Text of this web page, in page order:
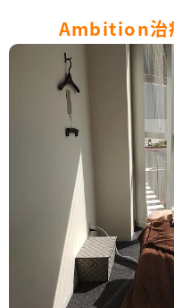
Ambition治